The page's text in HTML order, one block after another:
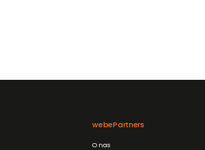
webePartners
O nas